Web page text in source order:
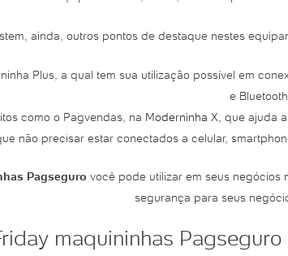
ainda, outros pontos de destaque nestes
Plus, a qual tem sua utilização possível em
e
como o Pagvendas, na Moderninha X, que ajuda
não precisar estar conectados a celular,
Pagseguro você pode utilizar em seus
segurança para seus
maquininhas